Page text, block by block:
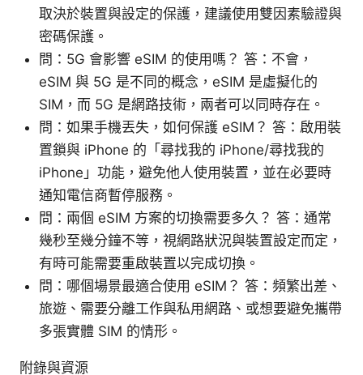
取決於裝置與設定的保護，建議使用雙因素驗證與
密碼保護。
問：5G 會影響 eSIM 的使用嗎？ 答：不會，
eSIM 與 5G 是不同的概念，eSIM 是虛擬化的
SIM，而 5G 是網路技術，兩者可以同時存在。
問：如果手機丟失，如何保護 eSIM？ 答：啟用裝
置鎖與 iPhone 的「尋找我的 iPhone/尋找我的
iPhone」功能，避免他人使用裝置，並在必要時
通知電信商暫停服務。
問：兩個 eSIM 方案的切換需要多久？ 答：通常
幾秒至幾分鐘不等，視網路狀況與裝置設定而定，
有時可能需要重啟裝置以完成切換。
問：哪個場景最適合使用 eSIM？ 答：頻繁出差、
旅遊、需要分離工作與私用網路、或想要避免攜帶
多張實體 SIM 的情形。
附錄與資源